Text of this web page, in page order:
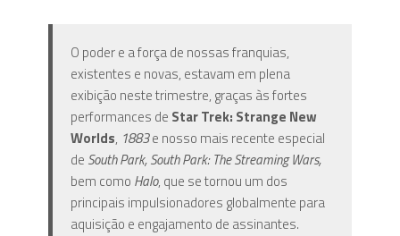
O poder e a força de nossas franquias,
existentes e novas, estavam em plena
exibição neste trimestre, graças às fortes
performances de Star Trek: Strange New
Worlds, 1883e nosso mais recente especial
de South Park, South Park: The Streaming Wars,
bem como Halo, que se tornou um dos
principais impulsionadores globalmente para
aquisição e engajamento de assinantes.